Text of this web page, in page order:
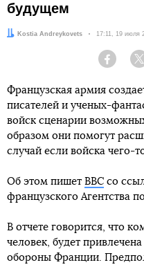
будущем
Автор:Kostia Andreykovets Дата:
17:11, 19 июля
Французская армия
писателей и ученых-
войск сценарии
образом они помогут
случай если войска чего-
Об этом пишет BBC со
французского Агентства
В отчете говорится, что
человек, будет
обороны Франции.